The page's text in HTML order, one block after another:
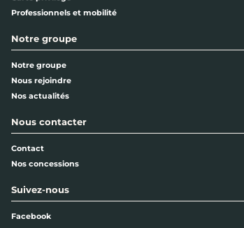
Professionnels et mobilité
Notre groupe
Notre groupe
Nous rejoindre
Nos actualités
Nous contacter
Contact
Nos concessions
Suivez-nous
Facebook